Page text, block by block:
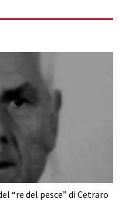
“re del pesce” di Cetraro